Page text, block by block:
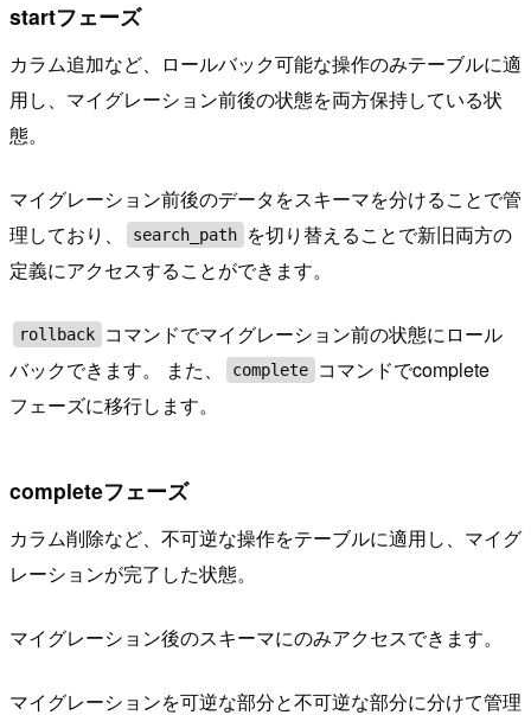
startフェーズ
カラム追加など、ロールバック可能な操作のみテーブルに適
用し、マイグレーション前後の状態を両方保持している状
態。
マイグレーション前後のデータをスキーマを分けることで管
理しており、
search_path
を切り替えることで新旧両方の
定義にアクセスすることができます。
rollback
コマンドでマイグレーション前の状態にロール
バックできます。 また、
complete
コマンドでcomplete
フェーズに移行します。
completeフェーズ
カラム削除など、不可逆な操作をテーブルに適用し、マイグ
レーションが完了した状態。
マイグレーション後のスキーマにのみアクセスできます。
マイグレーションを可逆な部分と不可逆な部分に分けて管理